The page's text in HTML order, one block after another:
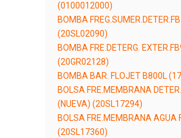
(0100012000)
BOMBA
(20SL02090)
BOMBA FRE.DETERG.
(20GR02128)
BOMBA BAR. FLOJET B800L
BOLSA FRE.MEMBRANA
(NUEVA) (20SL17294)
BOLSA FRE.MEMBRANA AGUA
(20SL17360)